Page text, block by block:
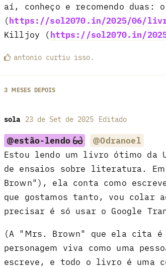
aí, conheço e recomendo duas:
(https://sol2070.in/2025/06/
Killjoy (https://sol2070.in/
antonio curtiu isso.
3 MESES DEPOIS
sola 23 de Set de 2025 Editado
@estão-lendo
@Odranoel
Estou lendo um livro ótimo da
de ensaios sobre literatura.
Brown"), ela conta como
que gostamos tanto, vou colar
precisar é só usar o Google
(A "Mrs. Brown" que ela cita é
personagem viva como uma
escreve, e todo o livro é uma